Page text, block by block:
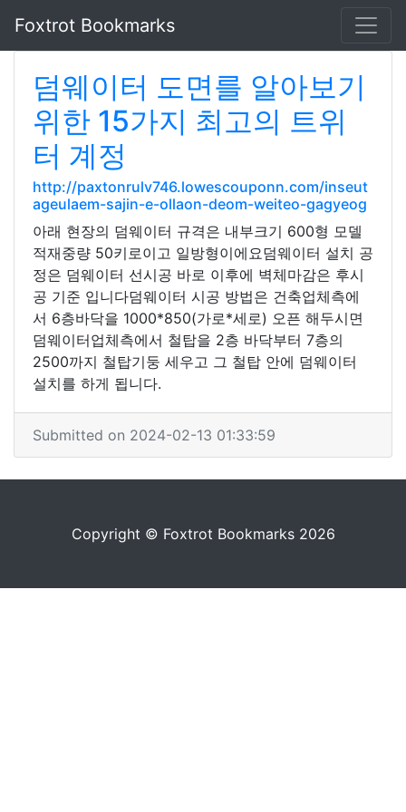
Foxtrot Bookmarks
덤웨이터 도면를 알아보기
위한 15가지 최고의 트위
터 계정
http://paxtonrulv746.lowescouponn.com/inseut
ageulaem-sajin-e-ollaon-deom-weiteo-gagyeog
아래 현장의 덤웨이터 규격은 내부크기 600형 모델
적재중량 50키로이고 일방형이에요덤웨이터 설치 공
정은 덤웨이터 선시공 바로 이후에 벽체마감은 후시
공 기준 입니다​​덤웨이터 시공 방법은 건축업체측에
서 6층바닥을 1000*850(가로*세로) 오픈 해두시면
덤웨이터업체측에서 철탑을 2층 바닥부터 7층의
2500까지 철탑기둥 세우고 그 철탑 안에 덤웨이터
설치를 하게 됩니다.
Submitted on 2024-02-13 01:33:59
Copyright © Foxtrot Bookmarks 2026